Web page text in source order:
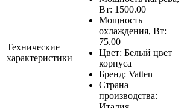
Технические
характеристики
Вт: 1500.00
Мощность
охлаждения, Вт:
75.00
Цвет: Белый цвет
корпуса
Бренд: Vatten
Страна
производства: